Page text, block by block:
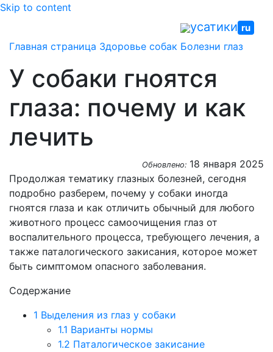
Skip to content
усатики ru
Главная страница Здоровье собак Болезни глаз
У собаки гноятся
глаза: почему и как
лечить
Обновлено: 18 января 2025
Продолжая тематику глазных болезней, сегодня
подробно разберем, почему у собаки иногда
гноятся глаза и как отличить обычный для любого
животного процесс самоочищения глаз от
воспалительного процесса, требующего лечения, а
также паталогического закисания, которое может
быть симптомом опасного заболевания.
Содержание
1 Выделения из глаз у собаки
1.1 Варианты нормы
1.2 Паталогическое закисание